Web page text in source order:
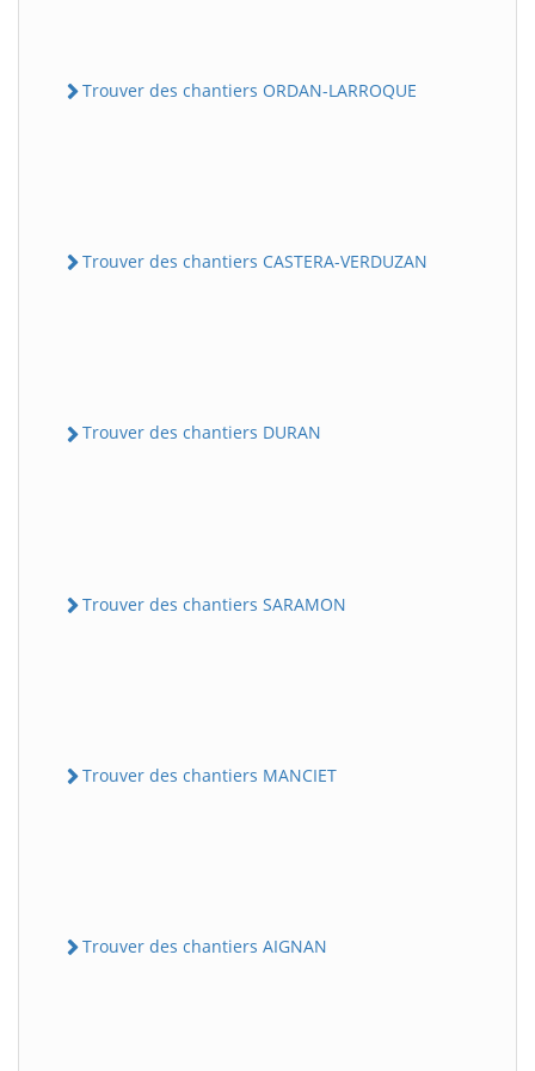
Trouver des chantiers ORDAN-LARROQUE
Trouver des chantiers CASTERA-VERDUZAN
Trouver des chantiers DURAN
Trouver des chantiers SARAMON
Trouver des chantiers MANCIET
Trouver des chantiers AIGNAN